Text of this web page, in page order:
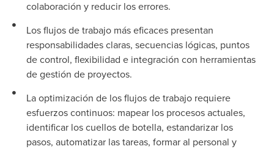
colaboración y reducir los errores.
Los flujos de trabajo más eficaces presentan
responsabilidades claras, secuencias lógicas, puntos
de control, flexibilidad e integración con herramientas
de gestión de proyectos.
La optimización de los flujos de trabajo requiere
esfuerzos continuos: mapear los procesos actuales,
identificar los cuellos de botella, estandarizar los
pasos, automatizar las tareas, formar al personal y